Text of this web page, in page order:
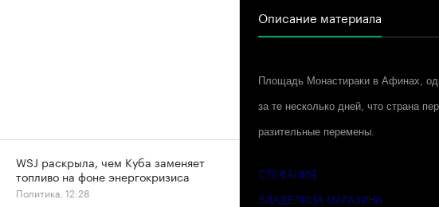
Описание материала
Площадь Монастираки в Афинах,
за те несколько дней, что страна
разительные перемены.
СТЕФАНИЯ
ВЛАДЕЛИЦА МАГАЗИНА
WSJ раскрыла, чем Куба заменяет
топливо на фоне энергокризиса
Политика, 12:28